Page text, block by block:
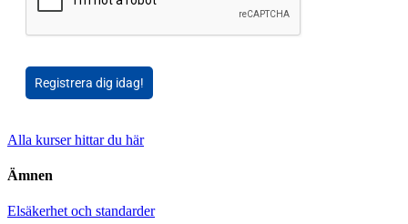
Registrera dig idag!
Alla kurser hittar du här
Ämnen
Elsäkerhet och standarder